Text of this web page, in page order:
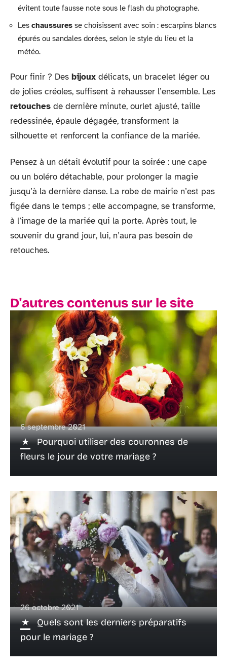
évitent toute fausse note sous le flash du photographe.
Les chaussures se choisissent avec soin : escarpins blancs
épurés ou sandales dorées, selon le style du lieu et la
météo.
Pour finir ? Des bijoux délicats, un bracelet léger ou
de jolies créoles, suffisent à rehausser l’ensemble. Les
retouches de dernière minute, ourlet ajusté, taille
redessinée, épaule dégagée, transforment la
silhouette et renforcent la confiance de la mariée.
Pensez à un détail évolutif pour la soirée : une cape
ou un boléro détachable, pour prolonger la magie
jusqu’à la dernière danse. La robe de mairie n’est pas
figée dans le temps ; elle accompagne, se transforme,
à l’image de la mariée qui la porte. Après tout, le
souvenir du grand jour, lui, n’aura pas besoin de
retouches.
D'autres contenus sur le site
6 septembre 2021
Pourquoi utiliser des couronnes de
fleurs le jour de votre mariage ?
26 octobre 2021
Quels sont les derniers préparatifs
pour le mariage ?